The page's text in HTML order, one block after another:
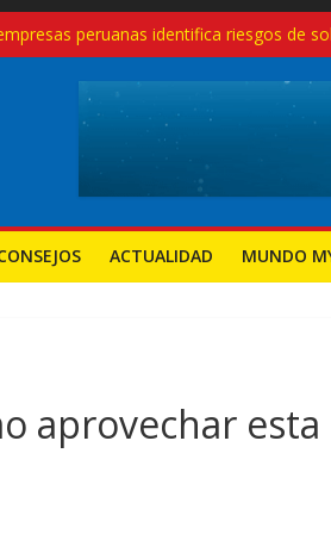
peruanas identifica riesgos de
modernas, no con recetas del pasado
crecen 27.3% en el primer
en el Perú, pero también
nuevas mypes: ¿seguirá el camino del
ACTUALIDAD MUNDO
aprovechar